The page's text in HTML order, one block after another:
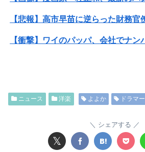
みいちゃん、セコカンになる
ニュース 洋楽 よよか ドラマー
シェアする
𝕏